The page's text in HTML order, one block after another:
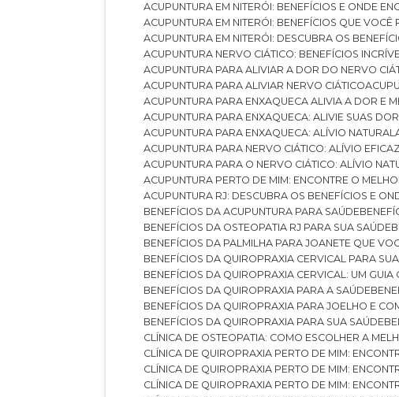
ACUPUNTURA EM NITERÓI: BENEFÍCIOS E ONDE
ACUPUNTURA EM NITERÓI: BENEFÍCIOS QUE
ACUPUNTURA EM NITERÓI: DESCUBRA OS
ACUPUNTURA NERVO CIÁTICO: BENEFÍCIOS
ACUPUNTURA PARA ALIVIAR A DOR DO NERVO
ACUPUNTURA PARA ALIVIAR NERVO CIÁTICO
ACUPUNTURA PARA ENXAQUECA ALIVIA A DOR E
ACUPUNTURA PARA ENXAQUECA: ALIVIE SUAS
ACUPUNTURA PARA ENXAQUECA: ALÍVIO NATURAL
ACUPUNTURA PARA NERVO CIÁTICO: ALÍVIO
ACUPUNTURA PARA O NERVO CIÁTICO: ALÍVIO
ACUPUNTURA PERTO DE MIM: ENCONTRE O
ACUPUNTURA RJ: DESCUBRA OS BENEFÍCIOS E
BENEFÍCIOS DA ACUPUNTURA PARA SAÚDE
BENEFÍCIOS DA OSTEOPATIA RJ PARA SUA SAÚDE
BENEFÍCIOS DA PALMILHA PARA JOANETE QUE
BENEFÍCIOS DA QUIROPRAXIA CERVICAL PARA
BENEFÍCIOS DA QUIROPRAXIA CERVICAL: UM GUIA
BENEFÍCIOS DA QUIROPRAXIA PARA A SAÚDE
BENEFÍCIOS DA QUIROPRAXIA PARA JOELHO E
BENEFÍCIOS DA QUIROPRAXIA PARA SUA SAÚDE
CLÍNICA DE OSTEOPATIA: COMO ESCOLHER A
CLÍNICA DE QUIROPRAXIA PERTO DE MIM:
CLÍNICA DE QUIROPRAXIA PERTO DE MIM:
CLÍNICA DE QUIROPRAXIA PERTO DE MIM: